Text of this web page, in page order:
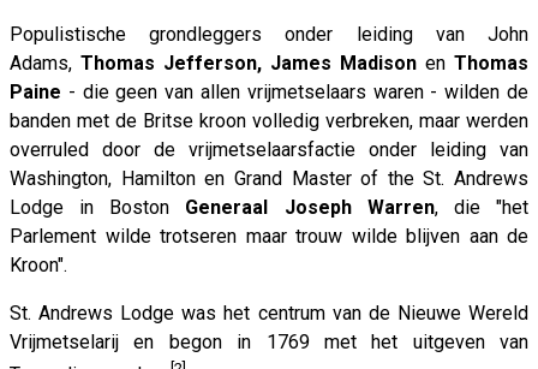
Populistische grondleggers onder leiding van John
Adams, Thomas Jefferson, James Madison en Thomas
Paine - die geen van allen vrijmetselaars waren - wilden de
banden met de Britse kroon volledig verbreken, maar werden
overruled door de vrijmetselaarsfactie onder leiding van
Washington, Hamilton en Grand Master of the St. Andrews
Lodge in Boston Generaal Joseph Warren, die "het
Parlement wilde trotseren maar trouw wilde blijven aan de
Kroon".
St. Andrews Lodge was het centrum van de Nieuwe Wereld
Vrijmetselarij en begon in 1769 met het uitgeven van